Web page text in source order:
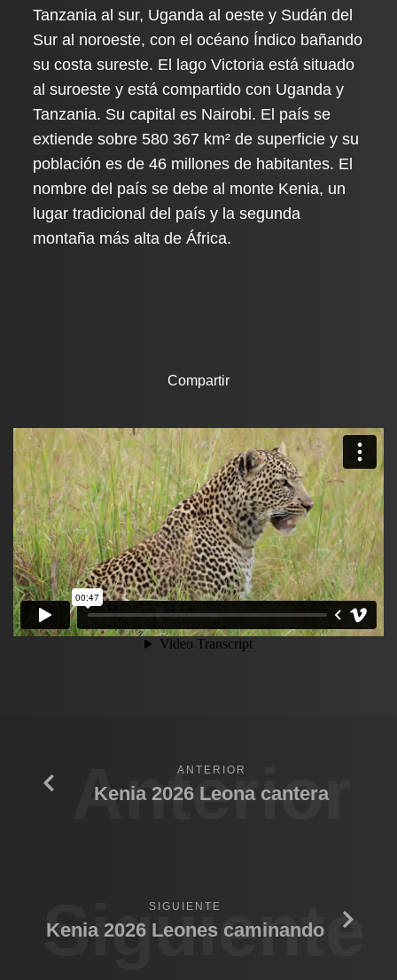
Tanzania al sur, Uganda al oeste y Sudán del
Sur al noroeste, con el océano Índico bañando
su costa sureste. El lago Victoria está situado
al suroeste y está compartido con Uganda y
Tanzania. Su capital es Nairobi. El país se
extiende sobre 580 367 km² de superficie y su
población es de 46 millones de habitantes. El
nombre del país se debe al monte Kenia, un
lugar tradicional del país y la segunda
montaña más alta de África.
Compartir
Anterior
ANTERIOR
Kenia 2026 Leona cantera
Siguiente
SIGUIENTE
Kenia 2026 Leones caminando